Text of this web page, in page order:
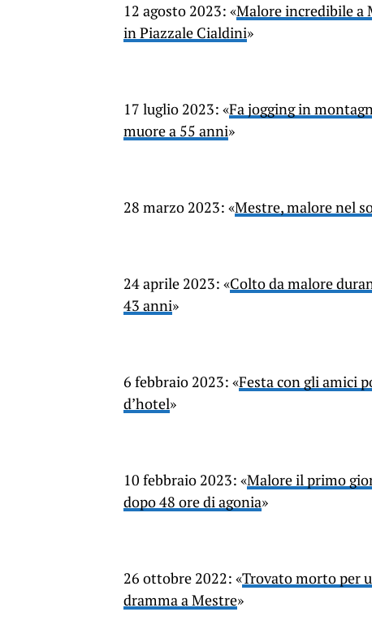
12 agosto 2023: «Malore incredibile a
in Piazzale Cialdini»
17 luglio 2023: «Fa jogging in
muore a 55 anni»
28 marzo 2023: «Mestre, malore nel
24 aprile 2023: «Colto da malore
43 anni»
6 febbraio 2023: «Festa con gli amici
d’hotel»
10 febbraio 2023: «Malore il primo
dopo 48 ore di agonia»
26 ottobre 2022: «Trovato morto per
dramma a Mestre»